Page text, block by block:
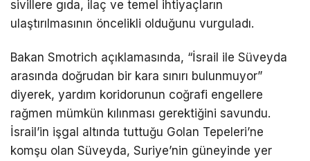
sivillere gıda, ilaç ve temel ihtiyaçların
ulaştırılmasının öncelikli olduğunu vurguladı.
Bakan Smotrich açıklamasında, “İsrail ile Süveyda
arasında doğrudan bir kara sınırı bulunmuyor”
diyerek, yardım koridorunun coğrafi engellere
rağmen mümkün kılınması gerektiğini savundu.
İsrail’in işgal altında tuttuğu Golan Tepeleri’ne
komşu olan Süveyda, Suriye’nin güneyinde yer